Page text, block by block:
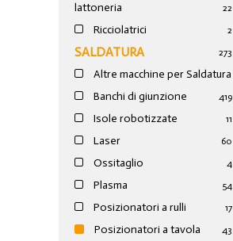
lattoneria
22
Ricciolatrici 2
SALDATURA 273
Altre macchine per Saldatura
19
Banchi di giunzione 4
Isole robotizzate 11
Laser 60
Ossitaglio 4
Plasma 54
Posizionatori a rulli 17
Posizionatori a tavola 43